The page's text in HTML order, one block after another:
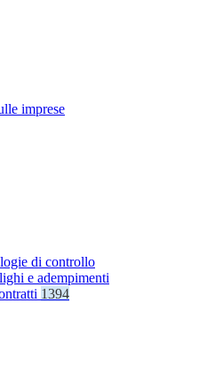
imprese
di controllo
e adempimenti
1394